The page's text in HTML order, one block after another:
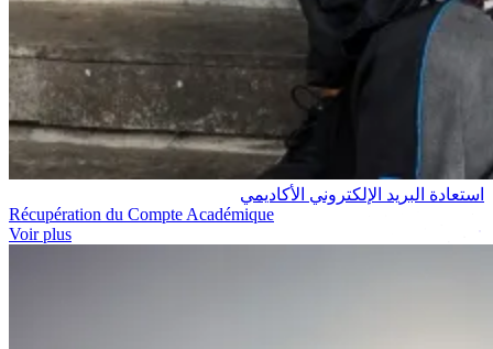
استعادة البريد الإلكتروني الأكاديمي
Récupération du Compte Académique
Voir plus